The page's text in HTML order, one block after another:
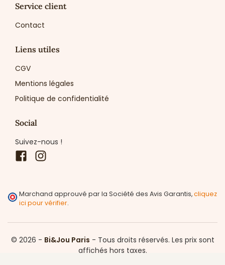
Service client
Contact
Liens utiles
CGV
Mentions légales
Politique de confidentialité
Social
Suivez-nous !
Facebook
Marchand approuvé par la Société des Avis Garantis,cliquez
ici pour vérifier.
© 2026 - Bi&Jou Paris - Tous droits réservés. Les prix sont
affichés hors taxes.